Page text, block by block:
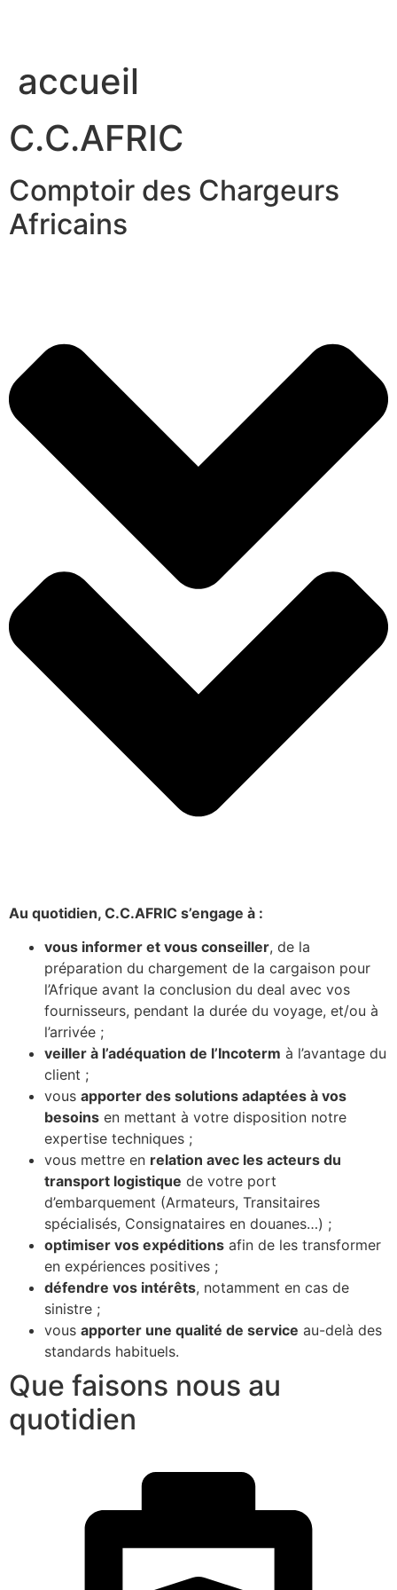
accueil
C.C.AFRIC
Comptoir des Chargeurs
Africains
Au quotidien, C.C.AFRIC s’engage à :
vous informer et vous conseiller, de la
préparation du chargement de la cargaison pour
l’Afrique avant la conclusion du deal avec vos
fournisseurs, pendant la durée du voyage, et/ou à
l’arrivée ;
veiller à l’adéquation de l’Incoterm à l’avantage du
client ;
vous apporter des solutions adaptées à vos
besoins en mettant à votre disposition notre
expertise techniques ;
vous mettre en relation avec les acteurs du
transport logistique de votre port
d’embarquement (Armateurs, Transitaires
spécialisés, Consignataires en douanes…) ;
optimiser vos expéditions afin de les transformer
en expériences positives ;
défendre vos intérêts, notamment en cas de
sinistre ;
vous apporter une qualité de service au-delà des
standards habituels.
Que faisons nous au
quotidien